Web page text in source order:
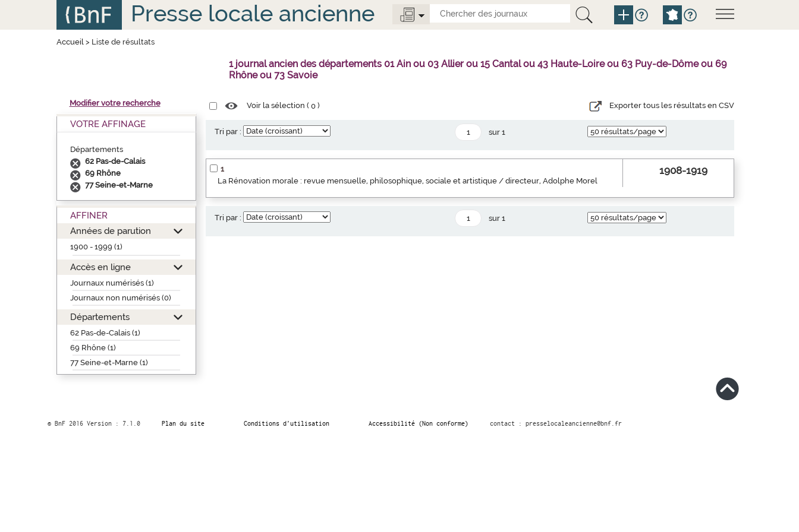
Presse locale ancienne
Accueil> Liste de résultats
1 journal ancien des départements 01 Ain ou 03 Allier ou 15 Cantal ou 43 Haute-Loire ou 63 Puy-de-Dôme ou 69
Rhône ou 73 Savoie
Modifier votre recherche
VOTRE AFFINAGE
Départements
62 Pas-de-Calais
69 Rhône
77 Seine-et-Marne
AFFINER
Années de parution
1900 - 1999 (1)
Accès en ligne
Journaux numérisés (1)
Journaux non numérisés (0)
Départements
62 Pas-de-Calais (1)
69 Rhône (1)
77 Seine-et-Marne (1)
Voir la sélection (0 ) Exporter tous les résultats en CSV
Tri par : sur 1
1
La Rénovation morale : revue mensuelle, philosophique, sociale et artistique / directeur, Adolphe Morel
1908-1919
Tri par : sur 1
© BnF 2016 Version : 7.1.0 Plan du site Conditions d’utilisation Accessibilité (Non conforme) contact : presselocaleancienne@bnf.fr
Panneau de gestion des cookies